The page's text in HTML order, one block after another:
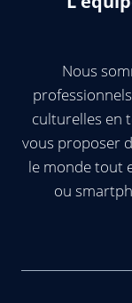
Nous
culturelles en
vous proposer
le monde tout
ou